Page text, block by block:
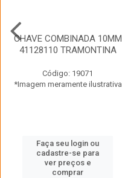
CHAVE COMBINADA 10MM
41128110 TRAMONTINA
Código: 19071
*Imagem meramente ilustrativa
Faça seu login ou
cadastre-se para
ver preços e
comprar